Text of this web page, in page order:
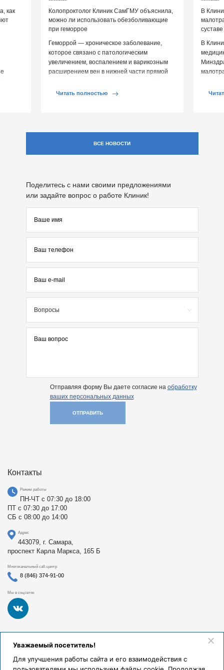
как
Колопроктолог Клиник СамГМУ объяснила,
можно ли использовать обезболивающие
при геморрое
Геморрой — хроническое заболевание,
которое связано с патологическим
увеличением, воспалением и варикозным
расширением вен в нижней части прямой
обострении […]
Читать полностью
В
суставе
В
ВСЕ НОВОСТИ
Поделитесь с нами своими предложениями
или задайте вопрос о работе Клиник!
Вопросы
Отправляя форму Вы даете согласие на обработку
ваших персональных данных
ОТПРАВИТЬ
Контакты
Режим работы
ПН-ЧТ с 07:30 до 18:00
ПТ с 07:30 до 17:00
СБ с 08:00 до 14:00
Адрес
443079, г. Самара,
проспект Карла Маркса, 165 Б
Многоканальный call-центр
8 (846) 374-91-00
Мы в соцсетях
Федеральное государственное бюджетное образовательное
учреждение высшего образования «Самарский
здравоохранения Российской Федерации». Клиники СамГМУ
были основаны в 1930 году.
Уважаемый посетитель!
Для улучшения работы сайта и его взаимодействия с